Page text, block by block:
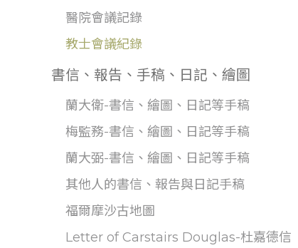
醫院會議記錄
教士會議紀錄
書信、報告、手稿、日記、繪圖
蘭大衛-書信、繪圖、日記等手稿
梅監務-書信、繪圖、日記等手稿
蘭大弼-書信、繪圖、日記等手稿
其他人的書信、報告與日記手稿
福爾摩沙古地圖
Letter of Carstairs Douglas-杜嘉德信